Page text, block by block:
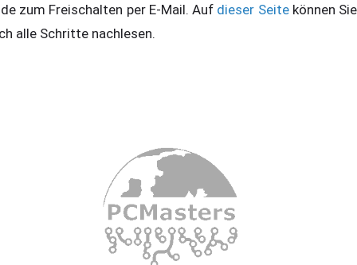
zum Freischalten per E-Mail. Auf dieser Seitekönnen Sie
alle Schritte nachlesen.